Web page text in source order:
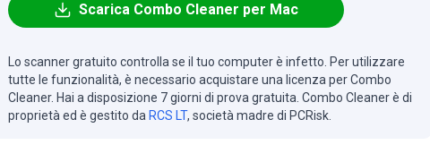
Scarica Combo Cleaner per Mac
Lo scanner gratuito controlla se il tuo computer è infetto. Per utilizzare
tutte le funzionalità, è necessario acquistare una licenza per Combo
Cleaner. Hai a disposizione 7 giorni di prova gratuita. Combo Cleaner è di
proprietà ed è gestito da RCS LT, società madre di PCRisk.